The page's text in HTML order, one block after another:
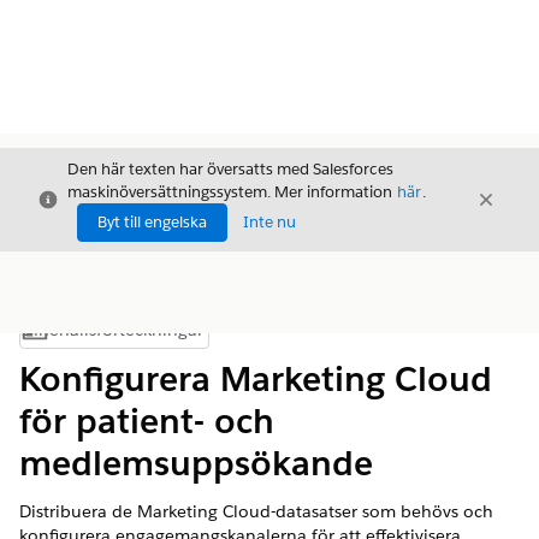
Stäng
Den här texten har översatts med Salesforces
maskinöversättningssystem. Mer information här.
Byt till engelska
Inte nu
Stäng
Visa innehållsförteckning
Innehållsförteckningar
Konfigurera Marketing Cloud
för patient- och
medlemsuppsökande
Distribuera de Marketing Cloud-datasatser som behövs och